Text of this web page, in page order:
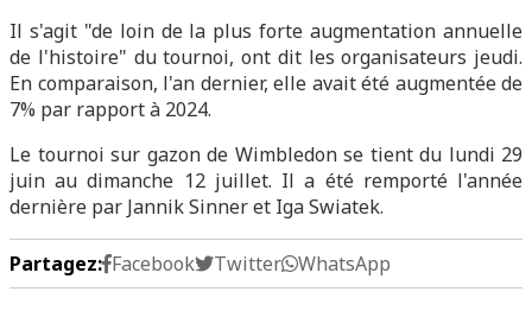
Il s'agit "de loin de la plus forte augmentation annuelle
de l'histoire" du tournoi, ont dit les organisateurs jeudi.
En comparaison, l'an dernier, elle avait été augmentée de
7% par rapport à 2024.
Le tournoi sur gazon de Wimbledon se tient du lundi 29
juin au dimanche 12 juillet. Il a été remporté l'année
dernière par Jannik Sinner et Iga Swiatek.
Partagez: Facebook Twitter WhatsApp